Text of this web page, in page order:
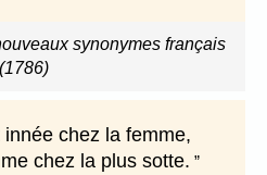
synonymes français
(1786)
chez la femme,
chez la plus sotte.